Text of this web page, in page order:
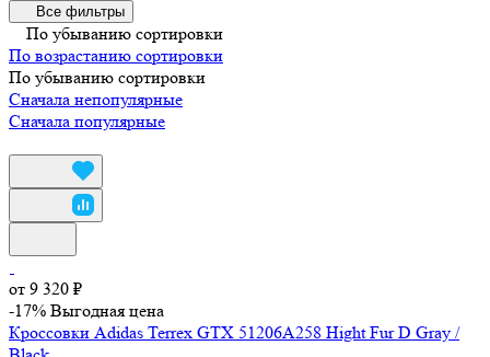
Все фильтры
По убыванию сортировки
По возрастанию сортировки
По убыванию сортировки
Сначала непопулярные
Сначала популярные
от 9 320 ₽
-17% Выгодная цена
Кроссовки Adidas Terrex GTX 51206A258 Hight Fur D Gray /